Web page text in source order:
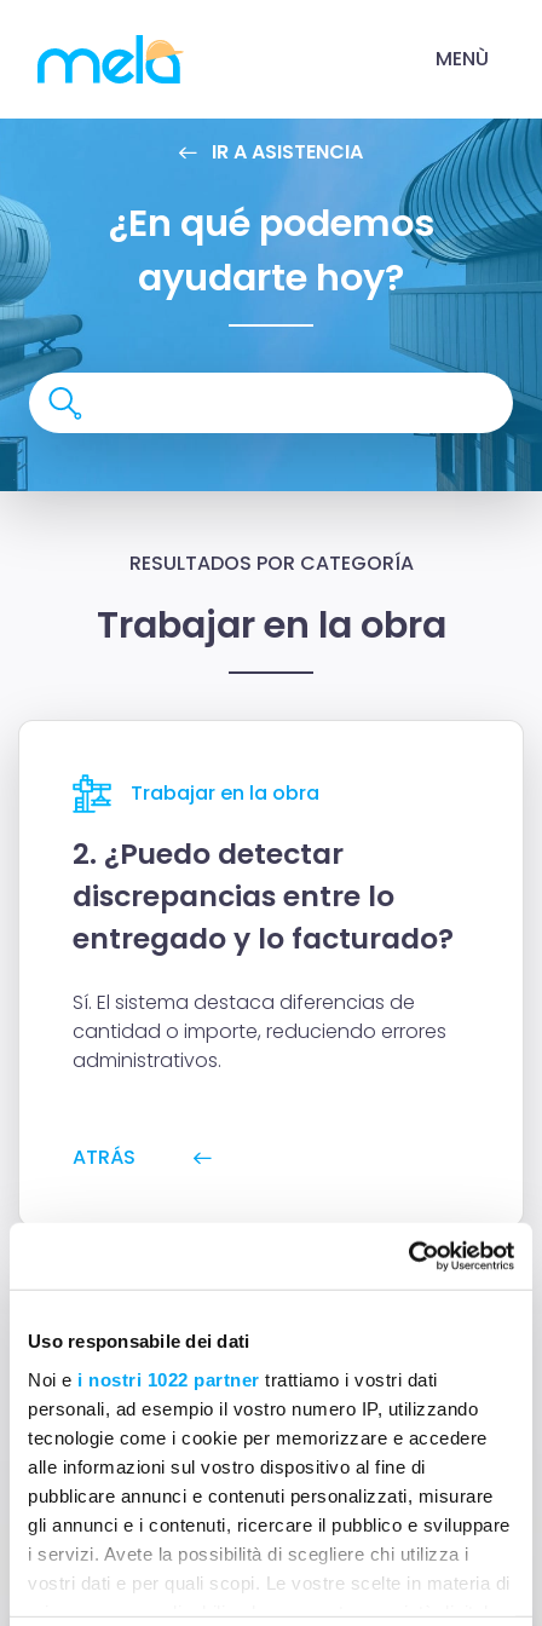
Uso responsabile dei dati
Noi e i nostri 1022 partner trattiamo i vostri dati
personali, ad esempio il vostro numero IP, utilizzando
tecnologie come i cookie per memorizzare e accedere
alle informazioni sul vostro dispositivo al fine di
pubblicare annunci e contenuti personalizzati, misurare
gli annunci e i contenuti, ricercare il pubblico e sviluppare
i servizi. Avete la possibilità di scegliere chi utilizza i
vostri dati e per quali scopi. Le vostre scelte in materia di
MENÙ
IR A ASISTENCIA
¿En qué podemos
ayudarte hoy?
RESULTADOS POR CATEGORÍA
Trabajar en la obra
Trabajar en la obra
2. ¿Puedo detectar
discrepancias entre lo
entregado y lo facturado?
Sí. El sistema destaca diferencias de
cantidad o importe, reduciendo errores
administrativos.
ATRÁS
¿No encuentras la
respuesta a tu pregunta?
Contáctanos